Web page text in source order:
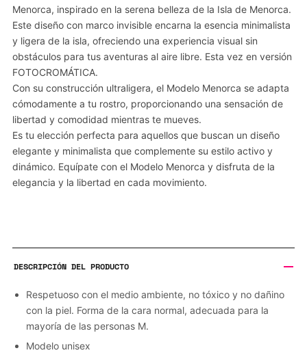
Menorca, inspirado en la serena belleza de la Isla de Menorca.
Este diseño con marco invisible encarna la esencia minimalista
y ligera de la isla, ofreciendo una experiencia visual sin
obstáculos para tus aventuras al aire libre. Esta vez en versión
FOTOCROMÁTICA.
Con su construcción ultraligera, el Modelo Menorca se adapta
cómodamente a tu rostro, proporcionando una sensación de
libertad y comodidad mientras te mueves.
Es tu elección perfecta para aquellos que buscan un diseño
elegante y minimalista que complemente su estilo activo y
dinámico. Equípate con el Modelo Menorca y disfruta de la
elegancia y la libertad en cada movimiento.
DESCRIPCIÓN DEL PRODUCTO
Respetuoso con el medio ambiente, no tóxico y no dañino
con la piel. Forma de la cara normal, adecuada para la
mayoría de las personas M.
Modelo unisex